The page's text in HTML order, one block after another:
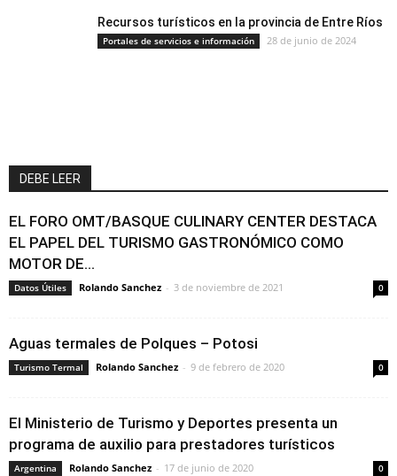
Recursos turísticos en la provincia de Entre Ríos
Portales de servicios e información 28 de junio de 2024
DEBE LEER
EL FORO OMT/BASQUE CULINARY CENTER DESTACA
EL PAPEL DEL TURISMO GASTRONÓMICO COMO
MOTOR DE...
Datos Útiles Rolando Sanchez - 3 de noviembre de 2021 0
Aguas termales de Polques – Potosi
Turismo Termal Rolando Sanchez - 9 de febrero de 2020 0
El Ministerio de Turismo y Deportes presenta un
programa de auxilio para prestadores turísticos
Argentina Rolando Sanchez - 17 de junio de 2020 0